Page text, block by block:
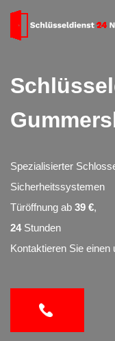
Spezialisierter
Sicherheitssystemen
Türöffnung ab 39 €,
24Stunden
Kontaktieren Sie einen